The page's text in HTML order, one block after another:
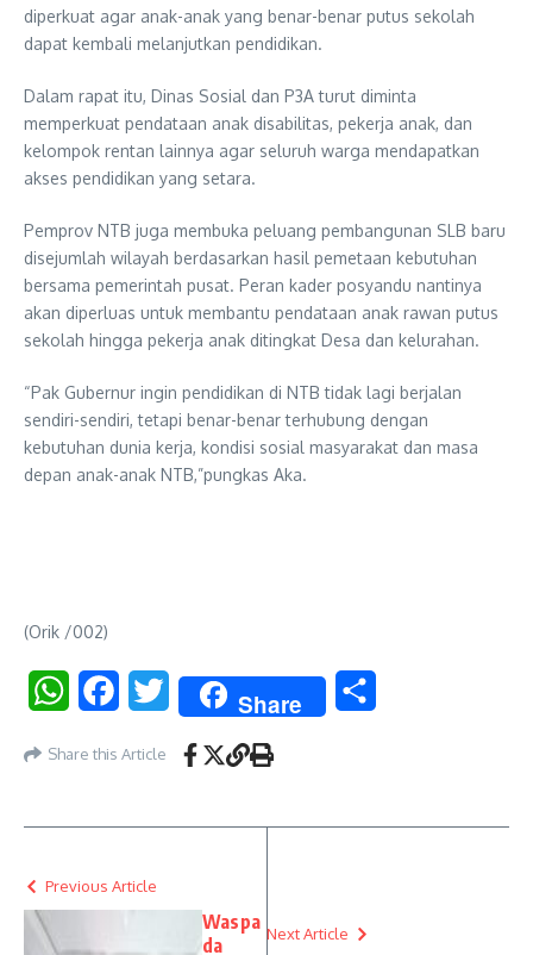
diperkuat agar anak-anak yang benar-benar putus sekolah
dapat kembali melanjutkan pendidikan.
Dalam rapat itu, Dinas Sosial dan P3A turut diminta
memperkuat pendataan anak disabilitas, pekerja anak, dan
kelompok rentan lainnya agar seluruh warga mendapatkan
akses pendidikan yang setara.
Pemprov NTB juga membuka peluang pembangunan SLB baru
disejumlah wilayah berdasarkan hasil pemetaan kebutuhan
bersama pemerintah pusat. Peran kader posyandu nantinya
akan diperluas untuk membantu pendataan anak rawan putus
sekolah hingga pekerja anak ditingkat Desa dan kelurahan.
“Pak Gubernur ingin pendidikan di NTB tidak lagi berjalan
sendiri-sendiri, tetapi benar-benar terhubung dengan
kebutuhan dunia kerja, kondisi sosial masyarakat dan masa
depan anak-anak NTB,”pungkas Aka.
(Orik /002)
WhatsAppFacebookTwitter Share
Share this Article
Previous Article
Waspa
da
Next Article